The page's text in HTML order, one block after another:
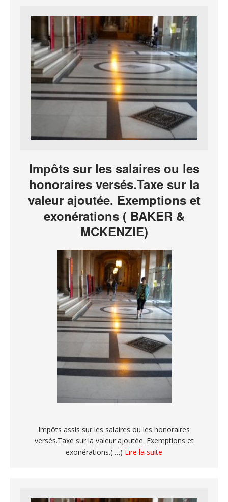
Impôts sur les salaires ou les
honoraires versés.Taxe sur la
valeur ajoutée. Exemptions et
exonérations ( BAKER &
MCKENZIE)
Impôts assis sur les salaires ou les honoraires
versés.Taxe sur la valeur ajoutée. Exemptions et
exonérations.( …) Lire la suite